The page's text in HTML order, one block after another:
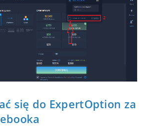
się do ExpertOption za